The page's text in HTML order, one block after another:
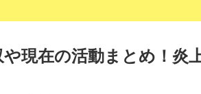
現在の活動まとめ！炎